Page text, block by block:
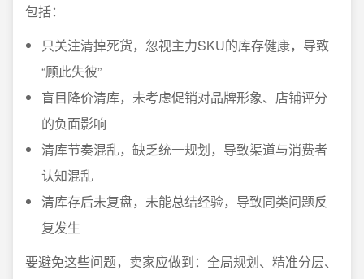
包括：
只关注清掉死货，忽视主力SKU的库存健康，导致
“顾此失彼”
盲目降价清库，未考虑促销对品牌形象、店铺评分
的负面影响
清库节奏混乱，缺乏统一规划，导致渠道与消费者
认知混乱
清库存后未复盘，未能总结经验，导致同类问题反
复发生
要避免这些问题，卖家应做到：全局规划、精准分层、